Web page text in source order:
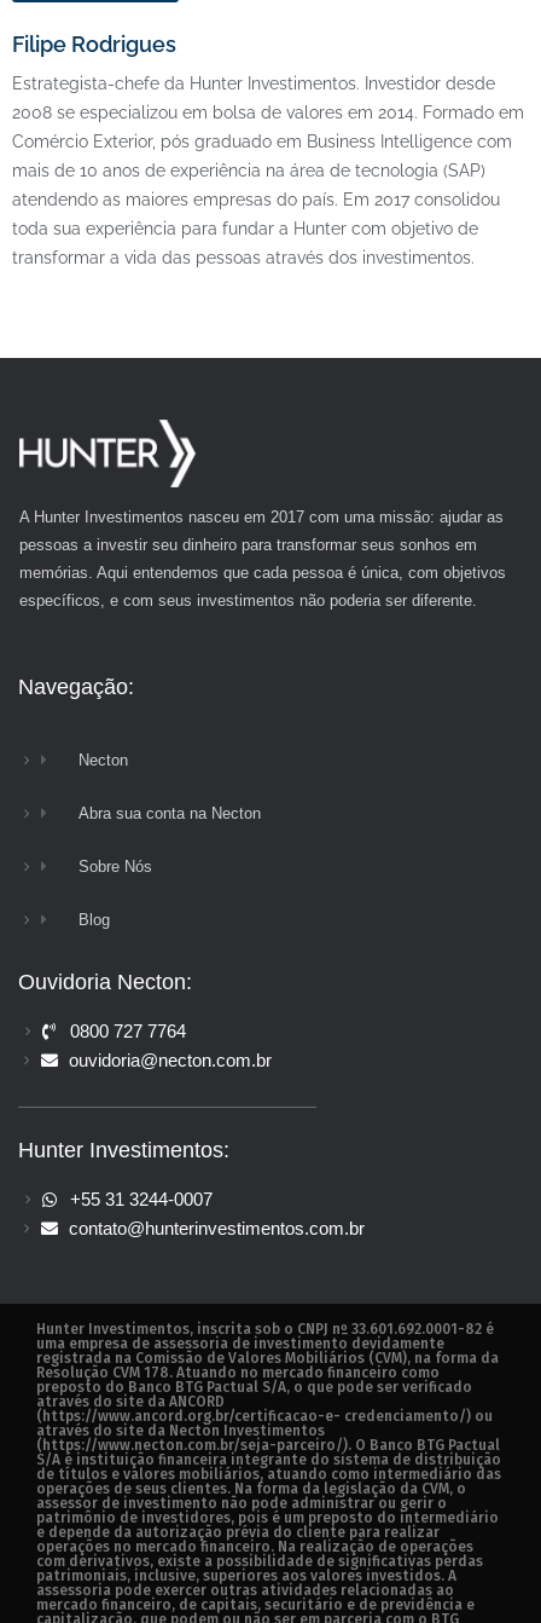
Filipe Rodrigues
Estrategista-chefe da Hunter Investimentos. Investidor desde
2008 se especializou em bolsa de valores em 2014. Formado em
Comércio Exterior, pós graduado em Business Intelligence com
mais de 10 anos de experiência na área de tecnologia (SAP)
atendendo as maiores empresas do país. Em 2017 consolidou
toda sua experiência para fundar a Hunter com objetivo de
transformar a vida das pessoas através dos investimentos.
A Hunter Investimentos nasceu em 2017 com uma missão: ajudar as
pessoas a investir seu dinheiro para transformar seus sonhos em
memórias. Aqui entendemos que cada pessoa é única, com objetivos
específicos, e com seus investimentos não poderia ser diferente.
Navegação:
Necton
Abra sua conta na Necton
Sobre Nós
Blog
Ouvidoria Necton:
0800 727 7764
ouvidoria@necton.com.br
Hunter Investimentos:
+55 31 3244-0007
contato@hunterinvestimentos.com.br
Hunter Investimentos, inscrita sob o CNPJ nº 33.601.692.0001-82 é
uma empresa de assessoria de investimento devidamente
registrada na Comissão de Valores Mobiliários (CVM), na forma da
Resolução CVM 178. Atuando no mercado financeiro como
preposto do Banco BTG Pactual S/A, o que pode ser verificado
através do site da ANCORD
(https://www.ancord.org.br/certificacao-e- credenciamento/) ou
através do site da Necton Investimentos
(https://www.necton.com.br/seja-parceiro/). O Banco BTG Pactual
S/A é instituição financeira integrante do sistema de distribuição
de títulos e valores mobiliários, atuando como intermediário das
operações de seus clientes. Na forma da legislação da CVM, o
assessor de investimento não pode administrar ou gerir o
patrimônio de investidores, pois é um preposto do intermediário
e depende da autorização prévia do cliente para realizar
operações no mercado financeiro. Na realização de operações
com derivativos, existe a possibilidade de significativas perdas
patrimoniais, inclusive, superiores aos valores investidos. A
assessoria pode exercer outras atividades relacionadas ao
mercado financeiro, de capitais, securitário e de previdência e
capitalização, que podem ou não ser em parceria com o BTG